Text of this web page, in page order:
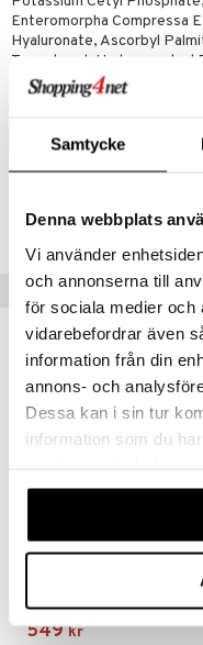
Samtycke
Denna webbplats
Vi använder
och annonserna till
för sociala medier och
vidarebefordrar även
information från din
annons- och
Dessa kan i sin tur
information som du
våra cookies vid
Enteromorpha Compressa
Hyaluronate, Ascorbyl
Tocopherol, Hydrogenated
Benzoate, Potassium
Artikelnr
HSARM-BÖ-120
Lägsta pris senaste 30
549 kr
svar